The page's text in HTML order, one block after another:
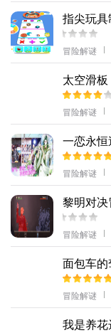
本让你不再是孤单一
征服上古异兽制作神
法多样的你战斗；
更多好玩的手游，请
指尖玩
冒险解谜
太空滑板
冒险解谜
一恋永恒
冒险解谜
黎明对
冒险解谜
面包车的
冒险解谜
我是养花